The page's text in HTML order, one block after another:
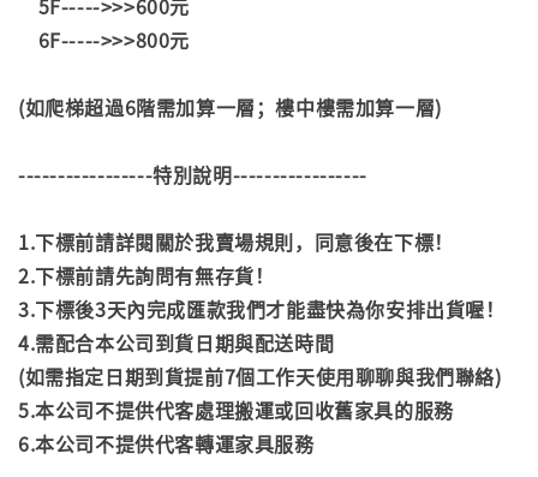
6F----->>>800元
(如爬梯超過6階需加算一層；樓中樓需加算一層)
-----------------特別說明-----------------
1.下標前請詳閱關於我賣場規則，同意後在下標！
2.下標前請先詢問有無存貨！
3.下標後3天內完成匯款我們才能盡快為你安排出貨喔！
4.需配合本公司到貨日期與配送時間
(如需指定日期到貨提前7個工作天使用聊聊與我們聯絡)
5.本公司不提供代客處理搬運或回收舊家具的服務
6.本公司不提供代客轉運家具服務